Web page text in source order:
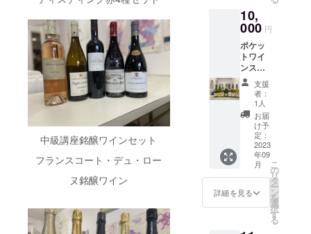
中級講座銘醸ワインセット
フランスコート・デュ・ロー
ヌ銘醸ワイン
めに白2
種、赤2
種類を
味わい
ます。
資格試
験など
を目指
すかた
にも対
応し
た、分
析的な
コメン
トも学
容で
す。 ワ
模擬用
紙を
の実践
講座で
す。 分
析の
ティス
ティン
グコメ
ントを
解説・
解答、
用語の
説明を
ます。
スケ
イン産
地を代
表する
著名な
造り手
から新
進気鋭
の生産
者な
ど、
『人や
テロ
ワー
ル』の
個性を
中心
に、ぶ
10月よ
り（全3
回） 1
回3時
間 受
講料
9000円
スケ
ジュー
ルはこ
ちらに
なりま
す。
https://
pocket-
wine-
school.
urse/qu
なじ
み、エ
レガン
トです
がすが
しい辛
口の後
味が感
じられ
ます。
若いう
ちは冷
やして
おいし
く飲む
ことが
できま
すが、2
～3年熟
的レベ
ルのワ
インを
造り出
す。樹
齢100年
を越す
畑を含
む900も
の畑の
ブドウ
を自由
に使え
る事が
ピー
ター
レーマ
ン・ワ
インズ
で
シャー
プな味
わいと
ブドウ
果実の
熟度を
感じさ
せるほ
どよい
凝縮
感。余
韻も長
くコス
トパ
フォー
マンス
が非常
に高い
ン。 3,
レー リ
ースリ
ング
ポート
レート
ピー
ター・
レーマ
ン・ワ
インズ
は、エ
デン・
ヴァ
レーの
谷床か
に至る
まで、
サ各地
りと熟
成をお
楽しみ
いただ
けま
す。 2,
ピー
ター
レーマ
ン・バ
ロッ
サ・シ
ラーズ
Peter
Lehma
Barros
a
Sarotto
ﾛﾍﾞﾙﾄ ｻ
ﾛｯﾄ 青リ
グレー
プフ
ルーツ
のよう
なアロ
マで、
フレッ
シュさ
だけで
なく、
酸味が
軽やか
有の香
りとキ
ワイン
を楽し
む講座
です。
名醸産
地、グ
ランク
リュ、
プルミ
エク
リュ村
名ワイ
ンな
ど、有
名な作
り手ワ
インを
リーズ
お買い
得セッ
トで
す！一
番人気
の商品
です！
Lorimer
Sparkli
Rose ロ
リマー
スパー
クリン
グロゼ
ワイナ
10,
000 円
ポケッ
トワイ
ンス
クール
ポケッ
トパー
ティー
セミ
ナー１
回提供
いたし
ます。
10000
円 ご来
店され
たとき
支援
者：
1人
お届
け予
定：
2023
年09
月
詳細を見る
こ
の
リ
タ
ー
ン
を
選
択
す
る